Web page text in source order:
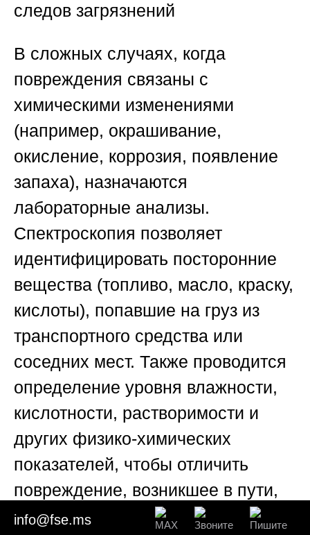
следов загрязнений
В сложных случаях, когда
повреждения связаны с
химическими изменениями
(например, окрашивание,
окисление, коррозия, появление
запаха), назначаются
лабораторные анализы.
Спектроскопия позволяет
идентифицировать посторонние
вещества (топливо, масло, краску,
кислоты), попавшие на груз из
транспортного средства или
соседних мест. Также проводится
определение уровня влажности,
кислотности, растворимости и
других физико-химических
показателей, чтобы отличить
повреждение, возникшее в пути,
от скрытого дефекта, имевшегося
info@fse.ms